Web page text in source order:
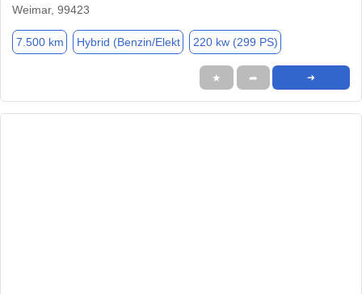
Weimar, 99423
7.500 km Hybrid (Benzin/Elekt 220 kw (299 PS)
★ ➦ ➜